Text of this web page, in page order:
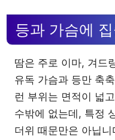
등과 가슴에
땀은 주로 이마, 겨드
유독 가슴과 등만 축
런 부위는 면적이 넓
수밖에 없는데, 특정
더위 때문만은 아닙